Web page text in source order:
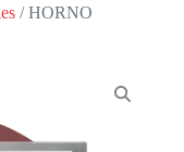
/ HORNO